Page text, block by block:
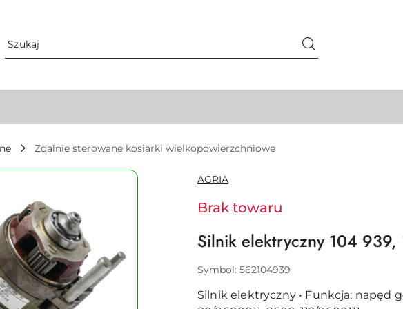
Zdalnie sterowane kosiarki wielkopowierzchniowe
NAZWA
PRODUCENTA:
AGRIA
Brak towaru
Silnik elektryczny 104
Symbol: 562104939
Silnik elektryczny • Funkcja: napęd